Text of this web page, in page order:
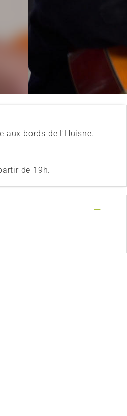
aux bords de l'Huisne.
de 19h.
—